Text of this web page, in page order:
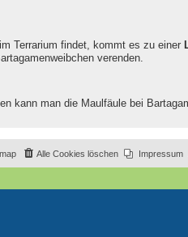
Terrarium findet, kommt es zu einer
verenden.
kann man die Maulfäule bei
Impressum
Alle Cookies löschen